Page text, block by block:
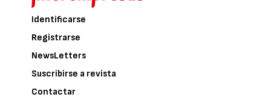
Identificarse
Registrarse
NewsLetters
Suscribirse a revista
Contactar